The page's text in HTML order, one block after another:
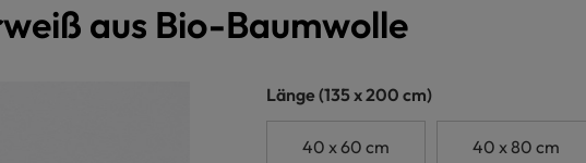
aus Bio-Baumwolle
Länge auswählen
(135 x 200 cm)
40 x 60 cm 40 x 80 cm